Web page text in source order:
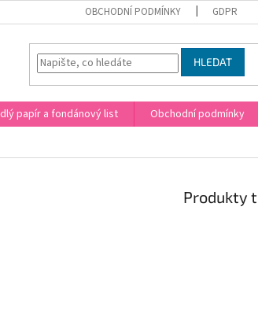
OBCHODNÍ PODMÍNKY GDPR
HLEDAT
papír a fondánový list Obchodní podmínky
Produkty